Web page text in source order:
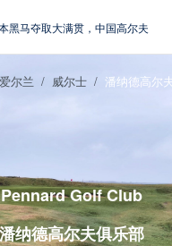
黑马夺取大满贯，中国高尔夫
不断制造“麻烦”的流量明星
尔兰 威尔士 潘纳德高尔
Pennard Golf Club
潘纳德高尔夫俱乐部